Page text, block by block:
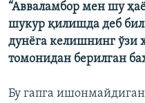
“Авваламбор мен шу
шукур қилишда деб
дунëга келишнинг ўзи
томонидан берилган
Бу гапга